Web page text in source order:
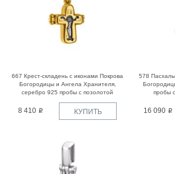
667 Крест-складень с иконами Покрова
Богородицы и Ангела Хранителя,
серебро 925 пробы с позолотой
8 410 КУПИТЬ
578
пробы
16 090